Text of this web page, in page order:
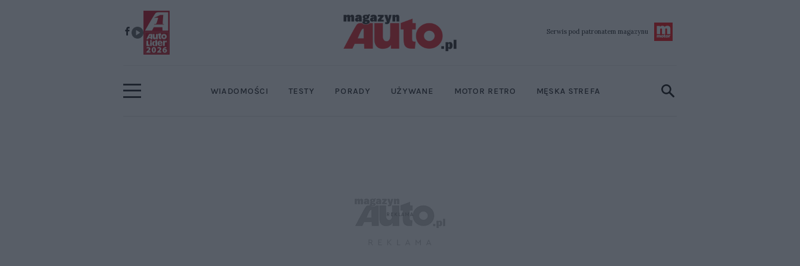
Serwis pod patronatem magazynu
WIADOMOŚCI MOTOR RETRO
TESTY PORADY UŻYWANE MĘSKA STREFA